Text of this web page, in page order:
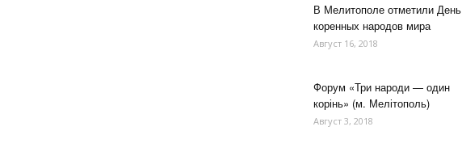
В Мелитополе отметили День
коренных народов мира
Август 16, 2018
Форум «Три народи — один
корінь» (м. Мелітополь)
Август 3, 2018